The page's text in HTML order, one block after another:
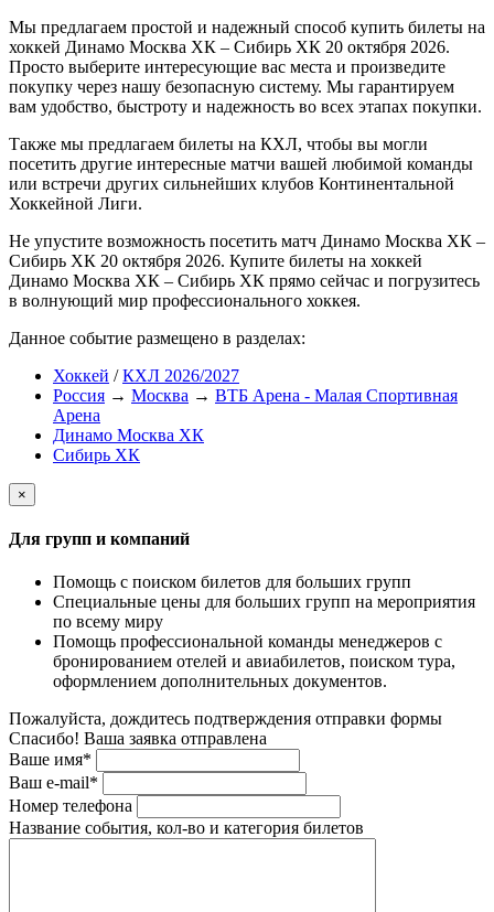
Мы предлагаем простой и надежный способ купить билеты на
хоккей Динамо Москва ХК – Сибирь ХК 20 октября 2026.
Просто выберите интересующие вас места и произведите
покупку через нашу безопасную систему. Мы гарантируем
вам удобство, быстроту и надежность во всех этапах покупки.
Также мы предлагаем билеты на КХЛ, чтобы вы могли
посетить другие интересные матчи вашей любимой команды
или встречи других сильнейших клубов Континентальной
Хоккейной Лиги.
Не упустите возможность посетить матч Динамо Москва ХК –
Сибирь ХК 20 октября 2026. Купите билеты на хоккей
Динамо Москва ХК – Сибирь ХК прямо сейчас и погрузитесь
в волнующий мир профессионального хоккея.
Данное событие размещено в разделах:
Хоккей /КХЛ 2026/2027
Россия → Москва → ВТБ Арена - Малая Спортивная
Арена
Динамо Москва ХК
Сибирь ХК
×
Для групп и компаний
Помощь с поиском билетов для больших групп
Специальные цены для больших групп на мероприятия
по всему миру
Помощь профессиональной команды менеджеров с
бронированием отелей и авиабилетов, поиском тура,
оформлением дополнительных документов.
Пожалуйста, дождитесь подтверждения отправки формы
Спасибо! Ваша заявка отправлена
Ваше имя*
Ваш e-mail*
Номер телефона
Название события, кол-во и категория билетов